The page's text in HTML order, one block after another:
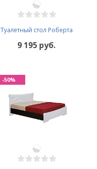
Туалетный стол Роберта
9 195 руб.
-50%